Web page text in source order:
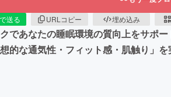
送る URLコピー 埋め込み
であなたの睡眠環境の質向上をサポ
的な通気性・フィット感・肌触り」